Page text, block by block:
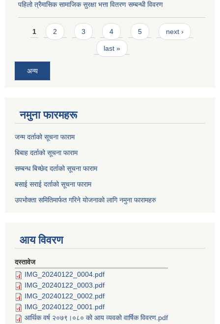
पहिलो त्रैमासिक सामाजिक सुरक्षा भत्ता वितरण सम्बन्धी विवरण
Pages
1 2 3 4 5 next ›
last »
अन्य
नमुना फारमहरू
जन्म दर्ताको सूचना फाराम
बिबाह दर्ताको सूचना फाराम
सम्बन्ध बिच्छेद दर्ताको सूचना फाराम
बसाई सराई दर्ताको सूचना फाराम
उपभोक्ता समितिमार्फत गरिने योजनाको लागि नमुना फारामहरु
आय विवरण
दस्तावेज
IMG_20240122_0004.pdf
IMG_20240122_0003.pdf
IMG_20240122_0002.pdf
IMG_20240122_0001.pdf
आर्थिक वर्ष २०७९।०८० को आय व्यवको वार्षिक विवरण.pdf